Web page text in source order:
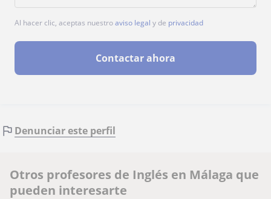
Al hacer clic, aceptas nuestroaviso legal y de privacidad
Contactar ahora
Denunciar este perfil
Otros profesores de Inglés en Málaga que
pueden interesarte